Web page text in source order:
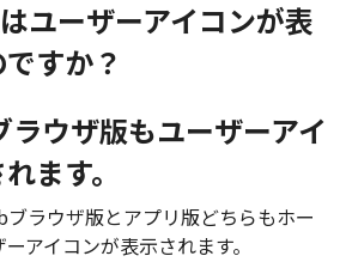
ユーザーアイコンが表
すか？
ウザ版もユーザーアイ
ます。
ブラウザ版とアプリ版どちらもホー
アイコンが表示されます。